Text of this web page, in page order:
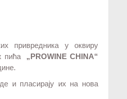
привредника у оквиру
пића „PROWINE CHINA“
и пласирају их на нова